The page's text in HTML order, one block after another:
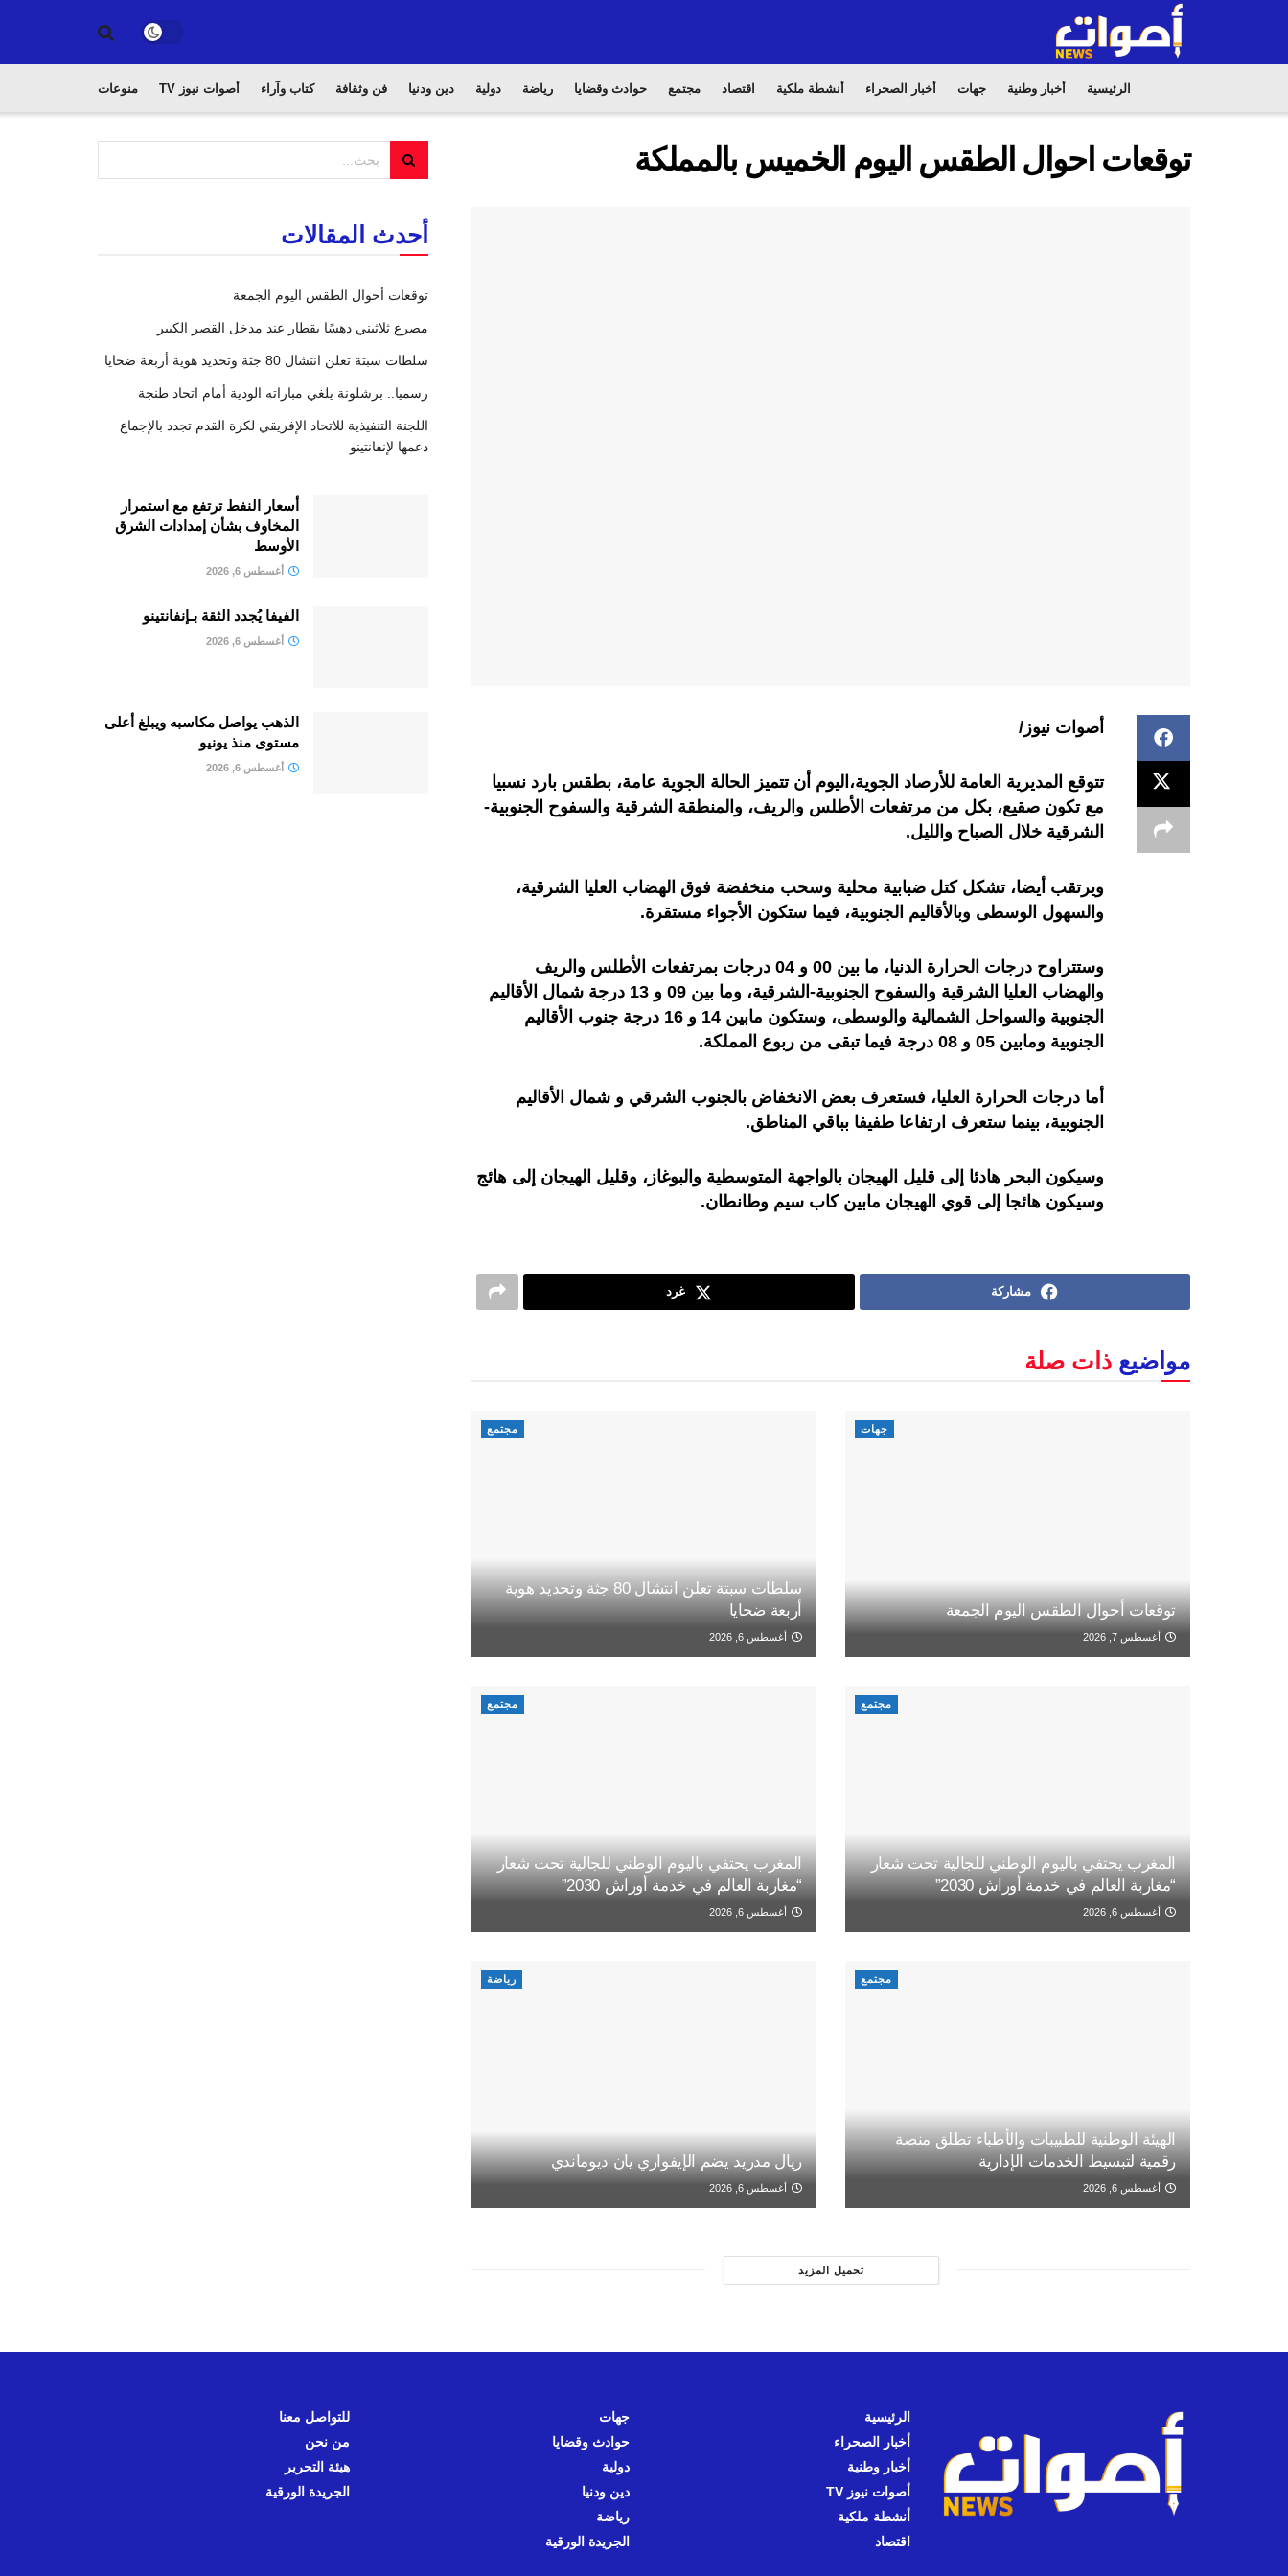
الرئيسية أخبار وطنية جهات أخبار الصحراء أنشطة ملكية اقتصاد مجتمع حوادث وقضايا رياضة دولية دين ودنيا فن وثقافة كتاب وآراء أصوات نيوز TV منوعات
توقعات احوال الطقس اليوم الخميس بالمملكة
أصوات نيوز/
تتوقع المديرية العامة للأرصاد الجوية،اليوم أن تتميز الحالة الجوية عامة، بطقس بارد نسبيا
مع تكون صقيع، بكل من مرتفعات الأطلس والريف، والمنطقة الشرقية والسفوح الجنوبية-
الشرقية خلال الصباح والليل.
ويرتقب أيضا، تشكل كتل ضبابية محلية وسحب منخفضة فوق الهضاب العليا الشرقية،
والسهول الوسطى وبالأقاليم الجنوبية، فيما ستكون الأجواء مستقرة.
وستتراوح درجات الحرارة الدنيا، ما بين 00 و 04 درجات بمرتفعات الأطلس والريف
والهضاب العليا الشرقية والسفوح الجنوبية-الشرقية، وما بين 09 و 13 درجة شمال الأقاليم
الجنوبية والسواحل الشمالية والوسطى، وستكون مابين 14 و 16 درجة جنوب الأقاليم
الجنوبية ومابين 05 و 08 درجة فيما تبقى من ربوع المملكة.
أما درجات الحرارة العليا، فستعرف بعض الانخفاض بالجنوب الشرقي و شمال الأقاليم
الجنوبية، بينما ستعرف ارتفاعا طفيفا بباقي المناطق.
وسيكون البحر هادئا إلى قليل الهيجان بالواجهة المتوسطية والبوغاز، وقليل الهيجان إلى هائج
وسيكون هائجا إلى قوي الهيجان مابين كاب سيم وطانطان.
مشاركة غرد
مواضيع ذات صلة
جهات
توقعات أحوال الطقس اليوم الجمعة
أغسطس 7, 2026
مجتمع
سلطات سبتة تعلن انتشال 80 جثة وتحديد هوية
أربعة ضحايا
أغسطس 6, 2026
مجتمع
المغرب يحتفي باليوم الوطني للجالية تحت شعار
“مغاربة العالم في خدمة أوراش 2030”
أغسطس 6, 2026
مجتمع
المغرب يحتفي باليوم الوطني للجالية تحت شعار
“مغاربة العالم في خدمة أوراش 2030”
أغسطس 6, 2026
مجتمع
الهيئة الوطنية للطبيبات والأطباء تطلق منصة
رقمية لتبسيط الخدمات الإدارية
أغسطس 6, 2026
رياضة
ريال مدريد يضم الإيفواري يان ديوماندي
أغسطس 6, 2026
تحميل المزيد
أحدث المقالات
توقعات أحوال الطقس اليوم الجمعة
مصرع ثلاثيني دهسًا بقطار عند مدخل القصر الكبير
سلطات سبتة تعلن انتشال 80 جثة وتحديد هوية أربعة ضحايا
رسميا.. برشلونة يلغي مباراته الودية أمام اتحاد طنجة
اللجنة التنفيذية للاتحاد الإفريقي لكرة القدم تجدد بالإجماع
دعمها لإنفانتينو
أسعار النفط ترتفع مع استمرار
المخاوف بشأن إمدادات الشرق
الأوسط
أغسطس 6, 2026
الفيفا يُجدد الثقة بـإنفانتينو
أغسطس 6, 2026
الذهب يواصل مكاسبه ويبلغ أعلى
مستوى منذ يونيو
أغسطس 6, 2026
الرئيسية
أخبار الصحراء
أخبار وطنية
أصوات نيوز TV
أنشطة ملكية
اقتصاد
جهات
حوادث وقضايا
دولية
دين ودنيا
رياضة
الجريدة الورقية
للتواصل معنا
من نحن
هيئة التحرير
الجريدة الورقية